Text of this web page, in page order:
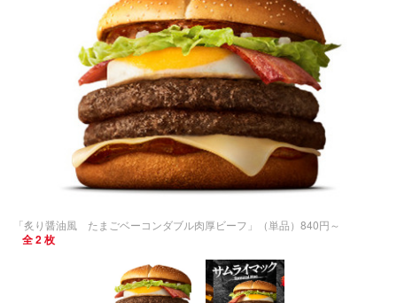
「炙り醤油風 たまごベーコンダブル肉厚ビーフ」（単品）840円～
全 2 枚